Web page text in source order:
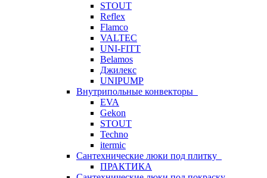
STOUT
Reflex
Flamco
VALTEC
UNI-FITT
Belamos
Джилекс
UNIPUMP
Внутрипольные конвекторы
EVA
Gekon
STOUT
Techno
itermic
Сантехнические люки под плитку
ПРАКТИКА